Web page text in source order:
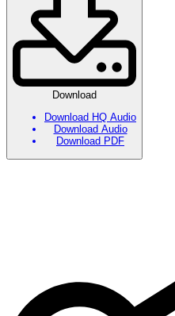
Download
Download HQ Audio
Download Audio
Download PDF